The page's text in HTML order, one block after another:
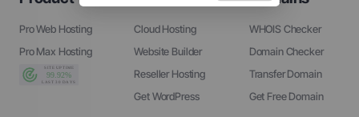
Pro Web Hosting
Pro Max Hosting
Cloud Hosting
Website Builder
Reseller Hosting
Get WordPress
WHOIS Checker
Domain Checker
Transfer Domain
Get Free Domain